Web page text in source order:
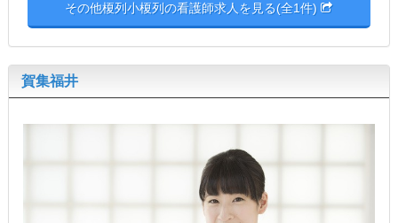
その他榎列小榎列の看護師求人を見る(全1件)
賀集福井